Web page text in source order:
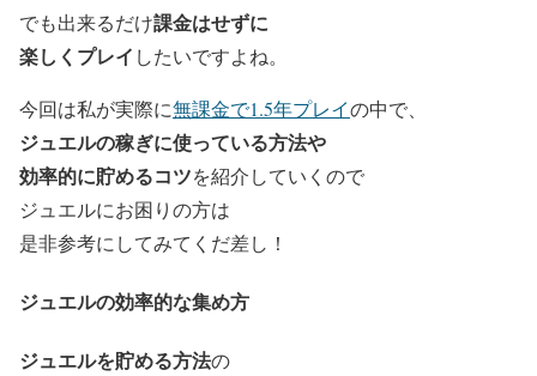
でも出来るだけ課金はせずに
楽しくプレイ したいですよね。
今回は私が実際に無課金で1.5年プレイの中で、
ジュエルの稼ぎに使っている方法や
効率的に貯めるコツを紹介していくので
ジュエルにお困りの方は
是非参考にしてみてくだ差し！
ジュエルの効率的な集め方
ジュエルを貯める方法の